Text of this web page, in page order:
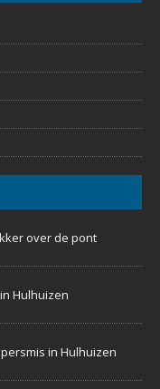
over de pont
Hulhuizen
in Hulhuizen